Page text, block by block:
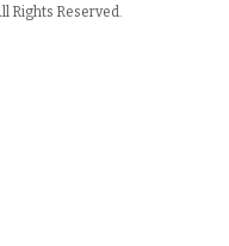
Rights Reserved.